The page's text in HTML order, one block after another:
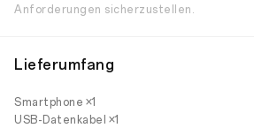
Anforderungen sicherzustellen.
Lieferumfang
Smartphone ×1
USB-Datenkabel ×1